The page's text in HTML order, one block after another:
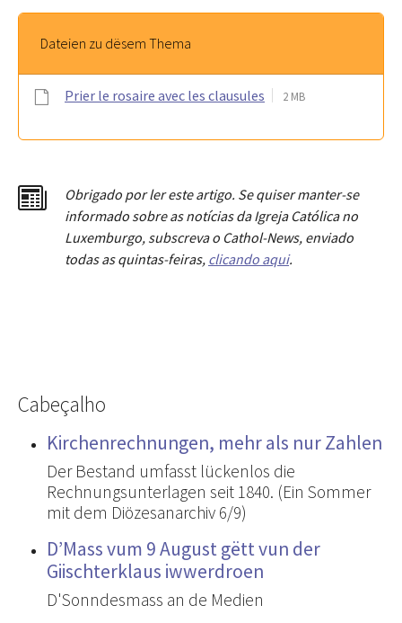
Dateien zu dësem Thema
Prier le rosaire avec les clausules 2 MB
Obrigado por ler este artigo. Se quiser manter-se
informado sobre as notícias da Igreja Católica no
Luxemburgo, subscreva o Cathol-News, enviado
todas as quintas-feiras, clicando aqui.
Cabeçalho
Kirchenrechnungen, mehr als nur Zahlen
Der Bestand umfasst lückenlos die
Rechnungsunterlagen seit 1840. (Ein Sommer
mit dem Diözesanarchiv 6/9)
D’Mass vum 9 August gëtt vun der
Giischterklaus iwwerdroen
D'Sonndesmass an de Medien